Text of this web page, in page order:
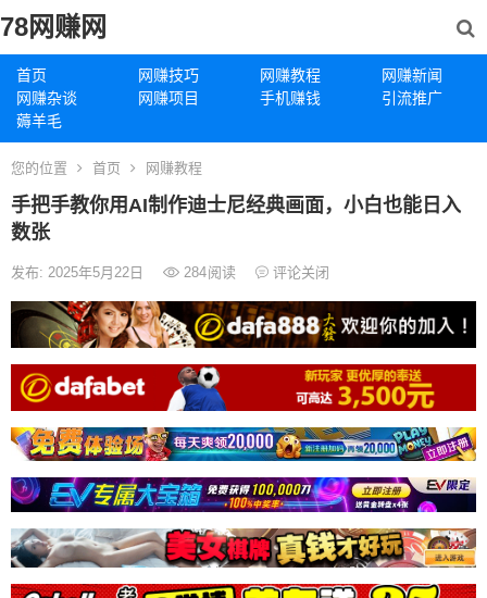
78网赚网
首页 网赚技巧 网赚教程
网赚新闻
网赚杂谈
网赚项目 手机赚钱
引流推广
薅羊毛
您的位置 首页 网赚教程
手把手教你用AI制作迪士尼经典画面，小白也能日入
数张
发布: 2025年5月22日 284阅读 评论关闭